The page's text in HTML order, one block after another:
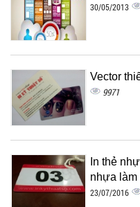
30/05/2013
Vector
9971
In thẻ
nhựa làm
23/07/2016